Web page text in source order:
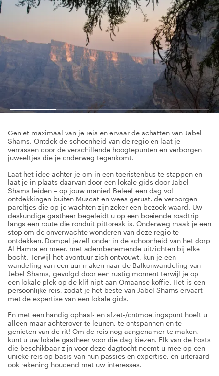
Geniet maximaal van je reis en ervaar de schatten van Jabel
Shams. Ontdek de schoonheid van de regio en laat je
verrassen door de verschillende hoogtepunten en verborgen
juweeltjes die je onderweg tegenkomt.
Laat het idee achter je om in een toeristenbus te stappen en
laat je in plaats daarvan door een lokale gids door Jabel
Shams leiden – op jouw manier! Beleef een dag vol
ontdekkingen buiten Muscat en wees gerust: de verborgen
pareltjes die op je wachten zijn zeker een bezoek waard. Uw
deskundige gastheer begeleidt u op een boeiende roadtrip
langs een route die ronduit pittoresk is. Onderweg maak je een
stop om de onverwachte wonderen van deze regio te
ontdekken. Dompel jezelf onder in de schoonheid van het dorp
Al Hamra en meer, met adembenemende uitzichten bij elke
bocht. Terwijl het avontuur zich ontvouwt, kun je een
wandeling van een uur maken naar de Balkonwandeling van
Jebel Shams, gevolgd door een rustig moment terwijl je op
een lokale plek op de klif nipt aan Omaanse koffie. Het is een
persoonlijke reis, zodat je het beste van Jabel Shams ervaart
met de expertise van een lokale gids.
En met een handig ophaal- en afzet-/ontmoetingspunt hoeft u
alleen maar achterover te leunen, te ontspannen en te
genieten van de rit! Om de reis nog aangenamer te maken,
kunt u uw lokale gastheer voor die dag kiezen. Elk van de hosts
die beschikbaar zijn voor deze dagtocht neemt u mee op een
unieke reis op basis van hun passies en expertise, en uiteraard
ook rekening houdend met uw interesses.